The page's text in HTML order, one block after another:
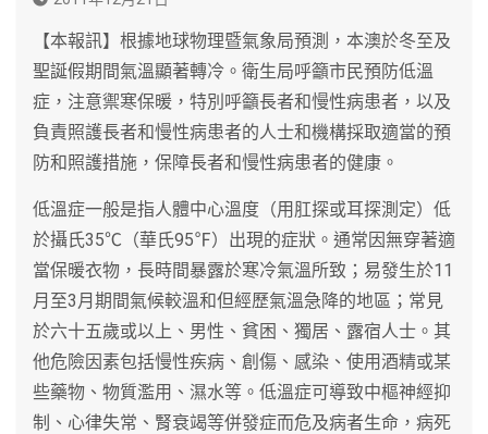
【本報訊】根據地球物理暨氣象局預測，本澳於冬至及
聖誕假期間氣溫顯著轉冷。衛生局呼籲市民預防低溫
症，注意禦寒保暖，特別呼籲長者和慢性病患者，以及
負責照護長者和慢性病患者的人士和機構採取適當的預
防和照護措施，保障長者和慢性病患者的健康。
低溫症一般是指人體中心溫度（用肛探或耳探測定）低
於攝氏35℃（華氏95℉）出現的症狀。通常因無穿著適
當保暖衣物，長時間暴露於寒冷氣溫所致；易發生於11
月至3月期間氣候較溫和但經歷氣溫急降的地區；常見
於六十五歲或以上、男性、貧困、獨居、露宿人士。其
他危險因素包括慢性疾病、創傷、感染、使用酒精或某
些藥物、物質濫用、濕水等。低溫症可導致中樞神經抑
制、心律失常、腎衰竭等併發症而危及病者生命，病死